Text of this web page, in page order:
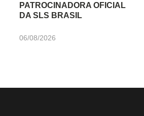
PATROCINADORA OFICIAL
DA SLS BRASIL
06/08/2026